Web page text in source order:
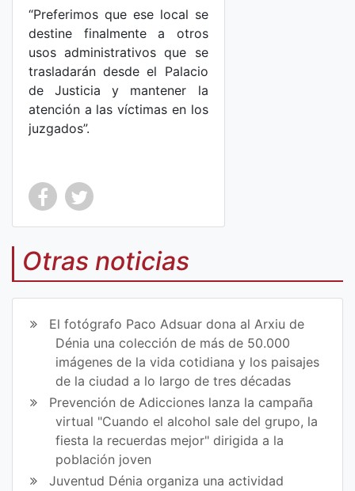
“Preferimos que ese local se
destine finalmente a otros
usos administrativos que se
trasladarán desde el Palacio
de Justicia y mantener la
atención a las víctimas en los
juzgados”.
Co
mp
art
en
Fa
ce
bo
ok
Co
mp
art
ir
en
Tw
itt
er
Otras noticias
El fotógrafo Paco Adsuar dona al Arxiu de
Dénia una colección de más de 50.000
imágenes de la vida cotidiana y los paisajes
de la ciudad a lo largo de tres décadas
Prevención de Adicciones lanza la campaña
virtual "Cuando el alcohol sale del grupo, la
fiesta la recuerdas mejor" dirigida a la
población joven
Juventud Dénia organiza una actividad